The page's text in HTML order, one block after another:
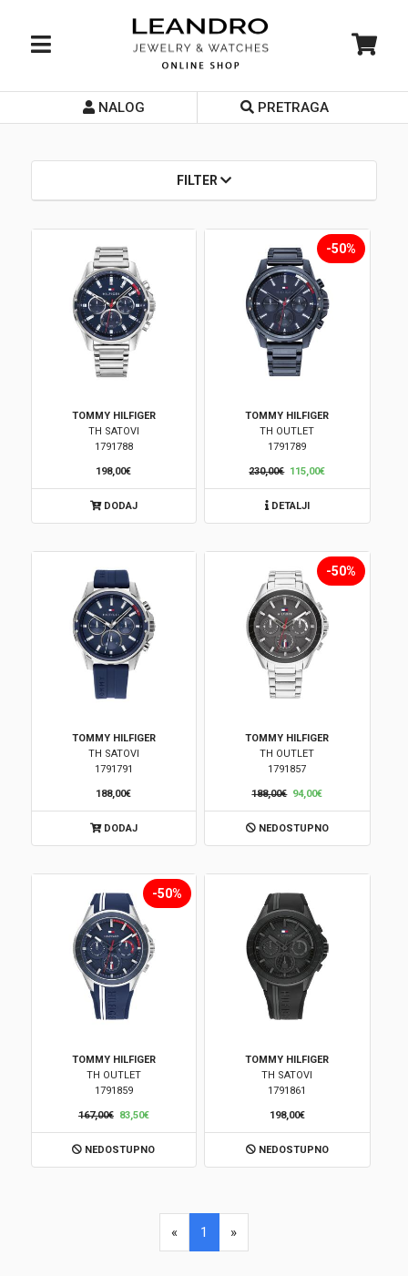
Početna
Prodavnice
Loyalty Club
Swiss🇨🇭
Satovi
Diamond
POKLON VAUČER
Prijava
Registracija
NALOG PRETRAGA
FILTER
TOMMY HILFIGER
TH SATOVI
1791788
198,00€
DODAJ
-50%
TOMMY HILFIGER
TH OUTLET
1791789
230,00€ 115,00€
DETALJI
TOMMY HILFIGER
TH SATOVI
1791791
188,00€
DODAJ
-50%
TOMMY HILFIGER
TH OUTLET
1791857
188,00€ 94,00€
NEDOSTUPNO
-50%
TOMMY HILFIGER
TH OUTLET
1791859
167,00€ 83,50€
NEDOSTUPNO
TOMMY HILFIGER
TH SATOVI
1791861
198,00€
NEDOSTUPNO
« 1 »